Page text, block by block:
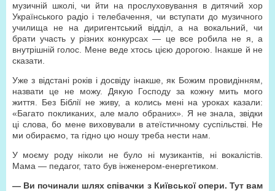
музичній школі, чи йти на прослуховування в дитячий хор
Українського радіо і телебачення, чи вступати до музичного
училища не на диригентський відділ, а на вокальний, чи
брати участь у різних конкурсах — це все робила не я, а
внутрішній голос. Мене веде хтось цією дорогою. Інакше й не
сказати.
Уже з відстані років і досвіду інакше, як Божим провидінням,
назвати це не можу. Дякую Господу за кожну мить мого
життя. Без Біблії не живу, а колись мені на уроках казали:
«Багато покликаних, але мало обраних». Я не знала, звідки
ці слова, бо мене виховували в атеїстичному суспільстві. Не
ми обираємо, та гідно цю ношу треба нести нам.
У моєму роду ніколи не було ні музикантів, ні вокалістів.
Мама — педагог, тато був інженером-енергетиком.
— Ви починали шлях співачки з Київської опери. Тут вам